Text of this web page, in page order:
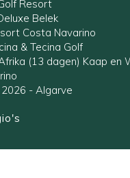
Resort
Belek
Costa Navarino
& Tecina Golf
(13 dagen) Kaap en
- Algarve